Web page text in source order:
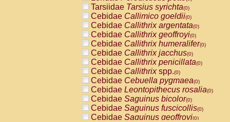
PitheciidaeCallicebus donacophilus
PitheciidaeCallicebus moloch
PitheciidaeCallicebus torquatus
PitheciidaeCallicebusspp.(0)
PitheciidaeChiropotes satanas(0)
PitheciidaePithecia monachus
PitheciidaePithecia pithecia(0)
CercopithecidaeCercocebus agilis
CercopithecidaeCercocebus
CercopithecidaeCercocebus
CercopithecidaeCercocebus
CercopithecidaeCercocebus
CercopithecidaeCercocebushybrid
Tarsiidae Tarsius syrichta(0)
Cebidae Callimico goeldii(0)
Cebidae Callithrix argentata(0)
Cebidae Callithrix geoffroyi(0)
Cebidae Callithrix humeralifer(0)
Cebidae Callithrix jacchus(0)
Cebidae Callithrix penicillata(0)
Cebidae Callithrixspp.(0)
Cebidae Cebuella pygmaea(0)
Cebidae Leontopithecus rosalia(0)
Cebidae Saguinus bicolor(0)
Cebidae Saguinus fuscicollis(0)
Cebidae Saguinus geoffroyi(0)